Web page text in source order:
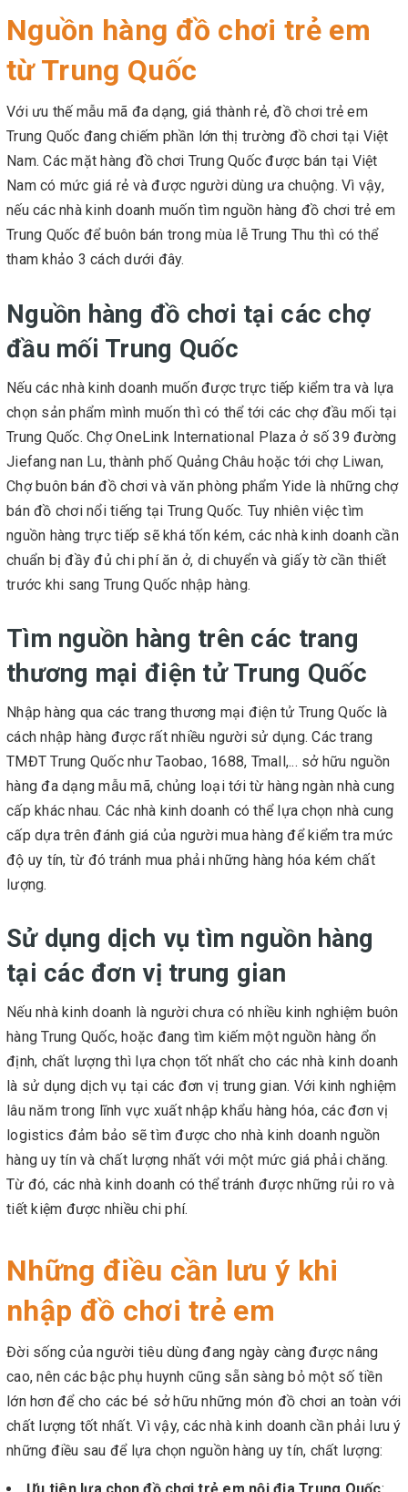
Nguồn hàng đồ chơi trẻ em
từ Trung Quốc
Với ưu thế mẫu mã đa dạng, giá thành rẻ, đồ chơi trẻ em
Trung Quốc đang chiếm phần lớn thị trường đồ chơi tại Việt
Nam. Các mặt hàng đồ chơi Trung Quốc được bán tại Việt
Nam có mức giá rẻ và được người dùng ưa chuộng. Vì vậy,
nếu các nhà kinh doanh muốn tìm nguồn hàng đồ chơi trẻ em
Trung Quốc để buôn bán trong mùa lễ Trung Thu thì có thể
tham khảo 3 cách dưới đây.
Nguồn hàng đồ chơi tại các chợ
đầu mối Trung Quốc
Nếu các nhà kinh doanh muốn được trực tiếp kiểm tra và lựa
chọn sản phẩm mình muốn thì có thể tới các chợ đầu mối tại
Trung Quốc. Chợ OneLink International Plaza ở số 39 đường
Jiefang nan Lu, thành phố Quảng Châu hoặc tới chợ Liwan,
Chợ buôn bán đồ chơi và văn phòng phẩm Yide là những chợ
bán đồ chơi nổi tiếng tại Trung Quốc. Tuy nhiên việc tìm
nguồn hàng trực tiếp sẽ khá tốn kém, các nhà kinh doanh cần
chuẩn bị đầy đủ chi phí ăn ở, di chuyển và giấy tờ cần thiết
trước khi sang Trung Quốc nhập hàng.
Tìm nguồn hàng trên các trang
thương mại điện tử Trung Quốc
Nhập hàng qua các trang thương mại điện tử Trung Quốc là
cách nhập hàng được rất nhiều người sử dụng. Các trang
TMĐT Trung Quốc như Taobao, 1688, Tmall,... sở hữu nguồn
hàng đa dạng mẫu mã, chủng loại tới từ hàng ngàn nhà cung
cấp khác nhau. Các nhà kinh doanh có thể lựa chọn nhà cung
cấp dựa trên đánh giá của người mua hàng để kiểm tra mức
độ uy tín, từ đó tránh mua phải những hàng hóa kém chất
lượng.
Sử dụng dịch vụ tìm nguồn hàng
tại các đơn vị trung gian
Nếu nhà kinh doanh là người chưa có nhiều kinh nghiệm buôn
hàng Trung Quốc, hoặc đang tìm kiếm một nguồn hàng ổn
định, chất lượng thì lựa chọn tốt nhất cho các nhà kinh doanh
là sử dụng dịch vụ tại các đơn vị trung gian. Với kinh nghiệm
lâu năm trong lĩnh vực xuất nhập khẩu hàng hóa, các đơn vị
logistics đảm bảo sẽ tìm được cho nhà kinh doanh nguồn
hàng uy tín và chất lượng nhất với một mức giá phải chăng.
Từ đó, các nhà kinh doanh có thể tránh được những rủi ro và
tiết kiệm được nhiều chi phí.
Những điều cần lưu ý khi
nhập đồ chơi trẻ em
Đời sống của người tiêu dùng đang ngày càng được nâng
cao, nên các bậc phụ huynh cũng sẵn sàng bỏ một số tiền
lớn hơn để cho các bé sở hữu những món đồ chơi an toàn với
chất lượng tốt nhất. Vì vậy, các nhà kinh doanh cần phải lưu ý
những điều sau để lựa chọn nguồn hàng uy tín, chất lượng: